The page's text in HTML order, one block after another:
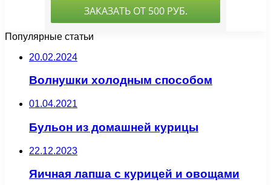
Популярные статьи
20.02.2024
Волнушки холодным способом
01.04.2021
Бульон из домашней курицы
22.12.2023
Яичная лапша с курицей и овощами